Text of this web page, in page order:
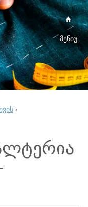
მენიუ
›